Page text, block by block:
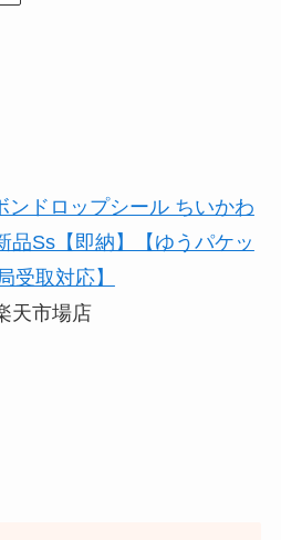
ンドロップシール ちいかわ
Ss【即納】【ゆうパケッ
受取対応】
天市場店